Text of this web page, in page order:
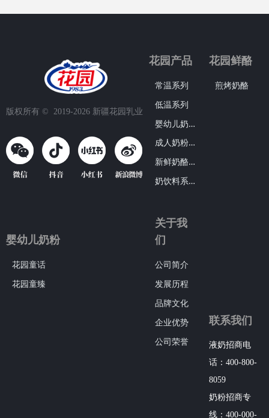
版权所有 ©  2019-2026 新疆花园乳业
联系我们
液奶招商电
话：400-800-
8059
奶粉招商专
线：400-000-
常温系列
低温系列
婴
幼儿奶粉系列
成
人奶粉系列
新
鲜奶酪系列
奶
饮料系列
花园产品 花园鲜酪
煎烤奶酪
婴幼儿奶粉
花园童话
花园童臻
关于我
们
公司简介
发展历程
品牌文化
企业优势
公司荣誉